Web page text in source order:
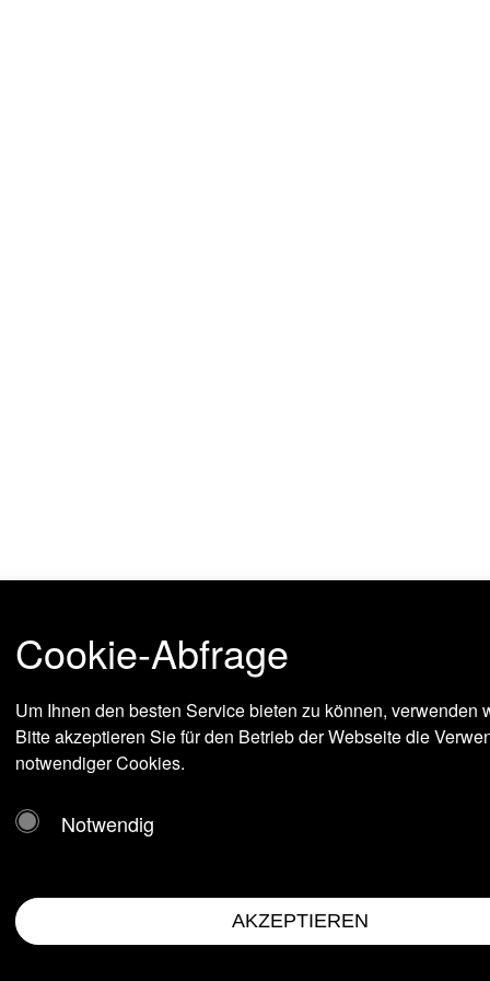
Cookie-Abfrage
Um Ihnen den besten Service bieten zu können, verwenden
Bitte akzeptieren Sie für den Betrieb der Webseite die
notwendiger Cookies.
Notwendig
AKZEPTIEREN